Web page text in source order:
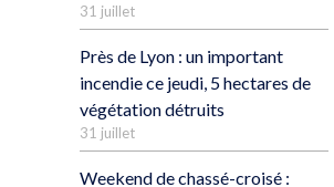
31 juillet
Près de Lyon : un important
incendie ce jeudi, 5 hectares de
végétation détruits
31 juillet
Weekend de chassé-croisé :